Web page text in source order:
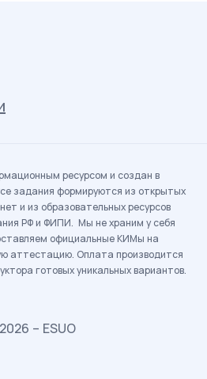
ресурсом и создан в
задания формируются из открытых
и из образовательных ресурсов
РФ и ФИПИ. Мы не храним у себя
официальные КИМы на
аттестацию. Оплата производится
готовых уникальных вариантов.
– ESUO